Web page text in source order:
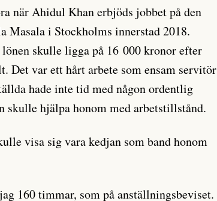
när Ahidul Khan erbjöds jobbet på den
Masala i Stockholms innerstad 2018.
skulle ligga på 16 000 kronor efter
Det var ett hårt arbete som ensam servitör
hade inte tid med någon ordentlig
skulle hjälpa honom med arbetstillstånd.
visa sig vara kedjan som band honom
160 timmar, som på anställningsbeviset.